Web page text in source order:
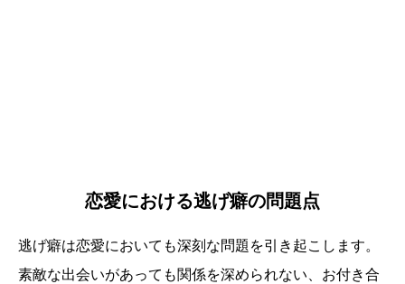
恋愛における逃げ癖の問題点
逃げ癖は恋愛においても深刻な問題を引き起こします。
素敵な出会いがあっても関係を深められない、お付き合